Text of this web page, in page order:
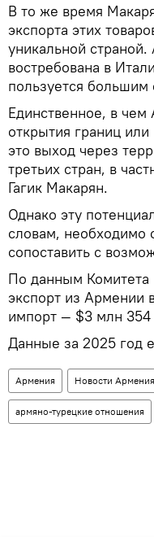
В то же время
экспорта этих
уникальной
востребована в
пользуется
Единственное, в
открытия границ
это выход через
третьих стран, в
Гагик Макарян.
Однако эту
словам, необходимо
сопоставить с
По данным Комитета
экспорт из Армении
импорт — $3 млн 354
Данные за 2025 год
Армения Новости Армения
армяно-турецкие отношения